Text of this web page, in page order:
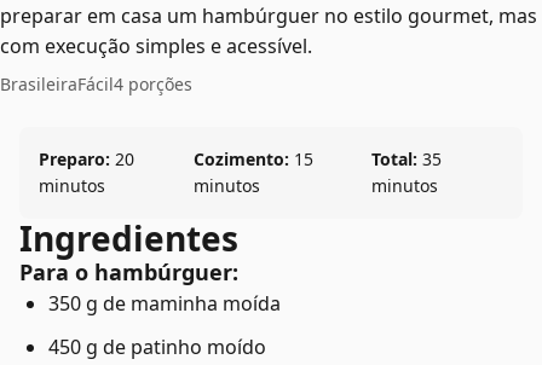
preparar em casa um hambúrguer no estilo gourmet, mas
com execução simples e acessível.
BrasileiraFácil4 porções
Preparo: 20
minutos
Cozimento: 15
minutos
Total: 35
minutos
Ingredientes
Para o hambúrguer:
350 g de maminha moída
450 g de patinho moído